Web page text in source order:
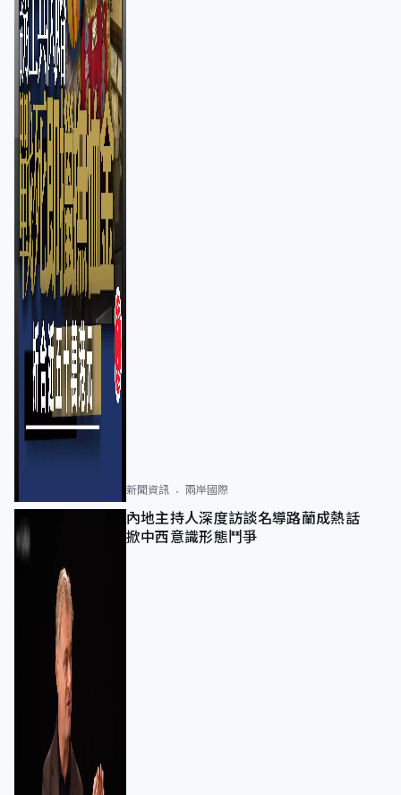
新聞資訊 兩岸國際
內地主持人深度訪談名導路蘭成熱話
掀中西意識形態鬥爭